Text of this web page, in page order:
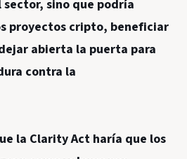
sino que podría
proyectos cripto, beneficiar
abierta la puerta para
contra la
la Clarity Act haría que los